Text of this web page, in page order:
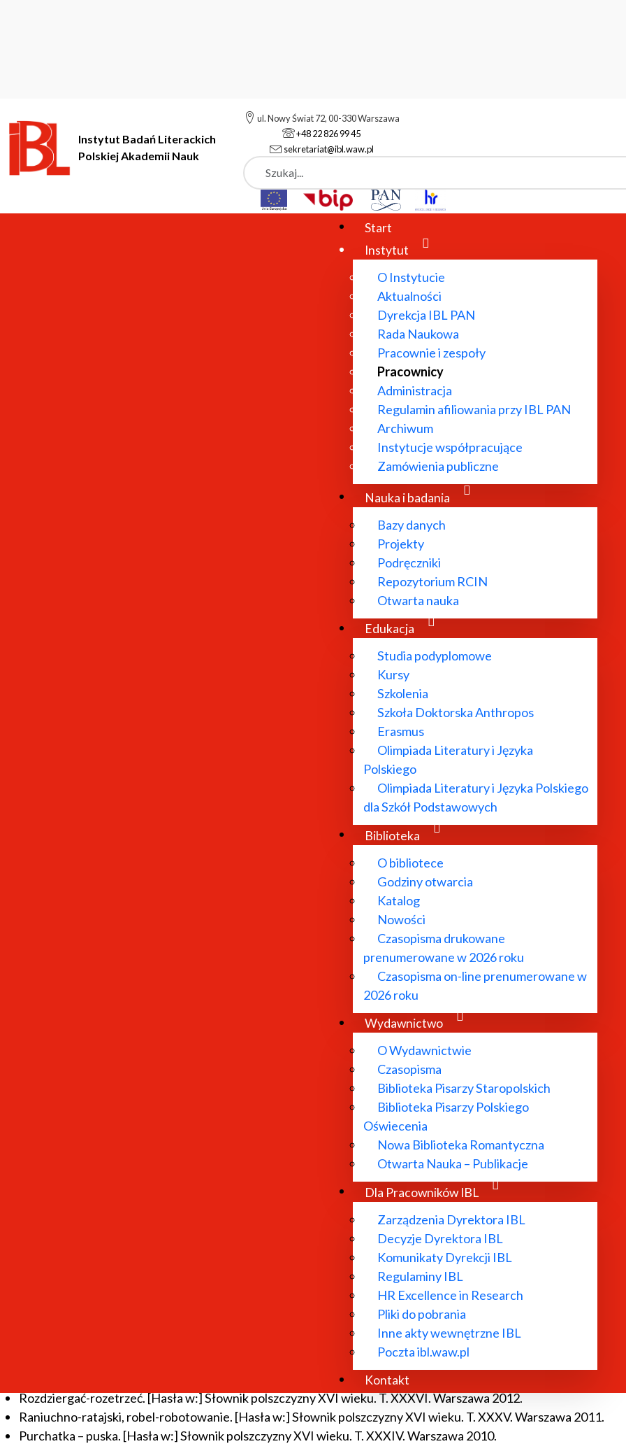
Instytut Badań Literackich
Polskiej Akademii Nauk
ul. Nowy Świat 72, 00-330 Warszawa
+48 22 826 99 45
sekretariat@ibl.waw.pl
Szukaj
Start
Instytut
O Instytucie
Aktualności
Dyrekcja IBL PAN
Rada Naukowa
Pracownie i zespoły
Pracownicy
Administracja
Regulamin afiliowania przy IBL PAN
Archiwum
Instytucje współpracujące
Zamówienia publiczne
Nauka i badania
Bazy danych
Projekty
Podręczniki
Repozytorium RCIN
Otwarta nauka
Edukacja
Studia podyplomowe
Kursy
Szkolenia
Szkoła Doktorska Anthropos
Erasmus
Olimpiada Literatury i Języka
Polskiego
Olimpiada Literatury i Języka Polskiego
dla Szkół Podstawowych
Biblioteka
O bibliotece
Godziny otwarcia
Katalog
Nowości
Czasopisma drukowane
prenumerowane w 2026 roku
Czasopisma on-line prenumerowane w
2026 roku
Wydawnictwo
O Wydawnictwie
Czasopisma
Biblioteka Pisarzy Staropolskich
Biblioteka Pisarzy Polskiego
Oświecenia
Nowa Biblioteka Romantyczna
Otwarta Nauka – Publikacje
Dla Pracowników IBL
Zarządzenia Dyrektora IBL
Decyzje Dyrektora IBL
Komunikaty Dyrekcji IBL
Regulaminy IBL
HR Excellence in Research
Pliki do pobrania
Inne akty wewnętrzne IBL
Poczta ibl.waw.pl
Kontakt
Instytut Badań Literackich Polskiej Akademii Nauk Instytut
Ewa Cybulska-Bohuszewicz
Główne kierunki zainteresowań naukowych
związki literatury staropolskiej z literaturą dawną obszaru luzytańskiego (wpływ południowych nurtów
hagiografii) oraz Skandynawii (zwłaszcza teksty związane z dynastią Jagiellonów i Wazów w Polsce, Szwecji i
Prywatnie mama dwóch chłopców i miłośniczka kotów (zwłaszcza swoich: Kłębucha i Mruczka).
"On utwierdził na wieki niebo niestanowne". Chrześcijańska wizja kosmosu w poezji polskiej (od połowy XVI do
"Żywoty świętych" Piotra Skargi – biografie transgresyjne. Prolegomena do przyszłych badań. "Autobiografia"
Mars za Wenerą skryty. Jeszcze jedna próba rozwiązania "Gadki" Kochanowskiego. "Pamiętnik Literacki" 2018 z.
"W namiętnościach cielesnych prawie obumarły". Techniki umartwienia ciała w "Żywotach Świętych" Piotra
Argument w "Stadle małżeńskim" Jana Mrowińskiego jako narzędzie budowania modelu związku. W: Proza
Perwersyjny rdzeń Rozmyślań dominikańskich. "Pamiętnik Literacki" 2011 z. 4.
O szesnastowiecznych znaczeniach rzeczownika "dom". W: Rzeczpospolita domów: zamki, dworki, pałace.
Motywy astralne w polskiej barokowej poezji miłosnej. W: Profesor Jolancie Żurawskiej. Studia ofiarowane
Starzy łowcy motyli. Cielesność widziana oczami Starego Poety. ("Na oczy Nieznajomej" T. Różewicza i
Przekraczanie granic. O twórczości Tadeusza Różewicza. Kraków 2007.
[wraz z Pawłem Bohuszewiczem] Marcin Bielski's Kronika wszytkiego świata – The Chronicle of the Whole
Europe. Frankfurt am Main – Berlin – Bruxelles – New York – Oxford – Wien 2012.
Mistic motifs in 17th Century Polish Poetry in the Context of Spanish Meditatio Culture. W: Iberian and
Roza-rtęć, rzeczka-rzeka, rzekotliwy-rzemyszek. [Hasła w:] Słownik polszczyzny XVI w. T. XXXVII. Warszawa
Rozdziergać-rozetrzeć. [Hasła w:] Słownik polszczyzny XVI wieku. T. XXXVI. Warszawa 2012.
Raniuchno-ratajski, robel-robotowanie. [Hasła w:] Słownik polszczyzny XVI wieku. T. XXXV. Warszawa 2011.
Purchatka – puska. [Hasła w:] Słownik polszczyzny XVI wieku. T. XXXIV. Warszawa 2010.